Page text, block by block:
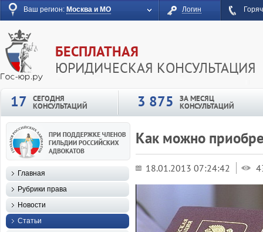
Ваш регион: Москва и МО Логин
БЕСПЛАТНАЯ
ЮРИДИЧЕСКАЯ КОНСУЛЬТАЦИЯ
17
СЕГОДНЯ
КОНСУЛЬТАЦИЙ 3 875 ЗА МЕСЯЦ
КОНСУЛЬТАЦИЙ
Как можно
18.01.2013 07:24:42
Главная
Рубрики права
Новости
Статьи